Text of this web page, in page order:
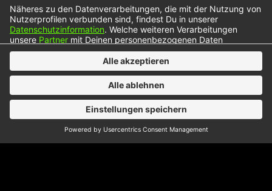
sorgt mit ihrem Gute Laune-Lied für ein richtiges
Gegengewicht zur drückenden Stimmung in der
dunklen Jahreszeit, denn der Song ist eine
Liebeshymne an die schönste…